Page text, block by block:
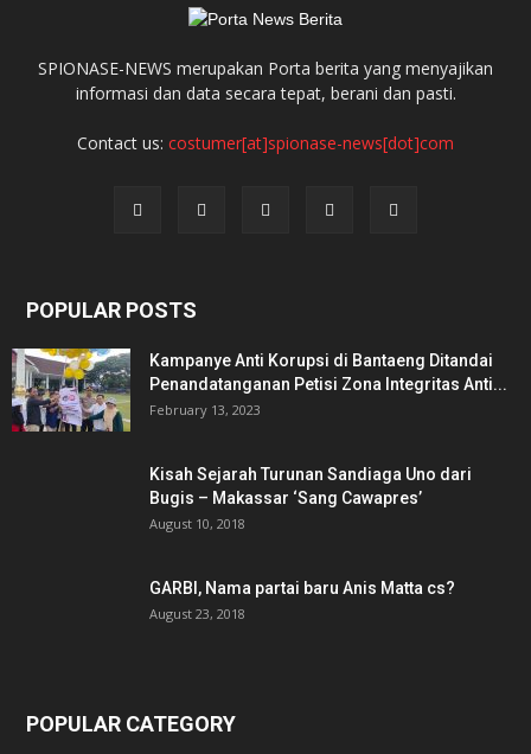
SPIONASE-NEWS merupakan Porta berita yang menyajikan
informasi dan data secara tepat, berani dan pasti.
Contact us: costumer[at]spionase-news[dot]com
POPULAR POSTS
Kampanye Anti Korupsi di Bantaeng Ditandai
Penandatanganan Petisi Zona Integritas Anti...
February 13, 2023
Kisah Sejarah Turunan Sandiaga Uno dari
Bugis – Makassar ‘Sang Cawapres’
August 10, 2018
GARBI, Nama partai baru Anis Matta cs?
August 23, 2018
POPULAR CATEGORY